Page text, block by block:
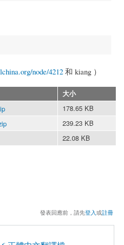
node/4212 和 kiang ）
大小
178.65 KB
239.23 KB
22.08 KB
發表回應前，請先登入或註冊